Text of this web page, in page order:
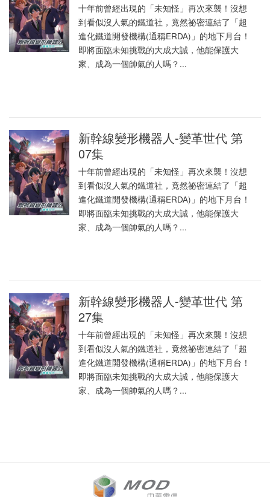
十年前曾經出現的「未知怪」再次來襲！沒想
到看似沒人氣的鐵道社，竟然祕密連結了「超
進化鐵道開發機構(通稱ERDA)」的地下月台！
即將面臨未知挑戰的大成大誠，他能保護大
家、成為一個帥氣的人嗎？...
新幹線變形機器人-變革世代 第
07集
十年前曾經出現的「未知怪」再次來襲！沒想
到看似沒人氣的鐵道社，竟然祕密連結了「超
進化鐵道開發機構(通稱ERDA)」的地下月台！
即將面臨未知挑戰的大成大誠，他能保護大
家、成為一個帥氣的人嗎？...
新幹線變形機器人-變革世代 第
27集
十年前曾經出現的「未知怪」再次來襲！沒想
到看似沒人氣的鐵道社，竟然祕密連結了「超
進化鐵道開發機構(通稱ERDA)」的地下月台！
即將面臨未知挑戰的大成大誠，他能保護大
家、成為一個帥氣的人嗎？...